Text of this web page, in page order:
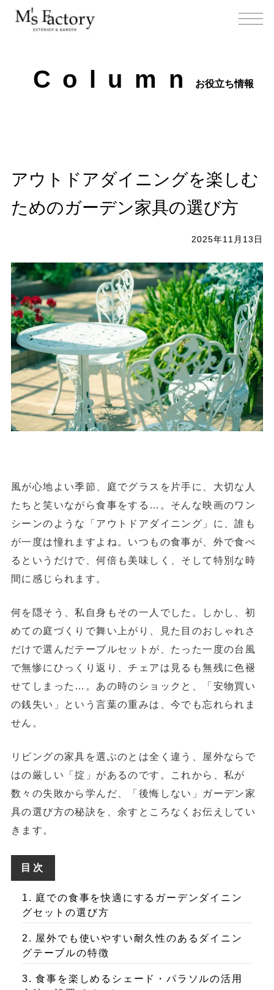
C o l u m n お役立ち情報
2025年11月13日
アウトドアダイニングを楽しむ
ためのガーデン家具の選び方
風が心地よい季節、庭でグラスを片手に、大切な人
たちと笑いながら食事をする…。そんな映画のワン
シーンのような「アウトドアダイニング」に、誰も
が一度は憧れますよね。いつもの食事が、外で食べ
るというだけで、何倍も美味しく、そして特別な時
間に感じられます。
何を隠そう、私自身もその一人でした。しかし、初
めての庭づくりで舞い上がり、見た目のおしゃれさ
だけで選んだテーブルセットが、たった一度の台風
で無惨にひっくり返り、チェアは見るも無残に色褪
せてしまった…。あの時のショックと、「安物買い
の銭失い」という言葉の重みは、今でも忘れられま
せん。
リビングの家具を選ぶのとは全く違う、屋外ならで
はの厳しい「掟」があるのです。これから、私が
数々の失敗から学んだ、「後悔しない」ガーデン家
具の選び方の秘訣を、余すところなくお伝えしてい
きます。
目次
1. 庭での食事を快適にするガーデンダイニン
グセットの選び方
2. 屋外でも使いやすい耐久性のあるダイニン
グテーブルの特徴
3. 食事を楽しめるシェード・パラソルの活用